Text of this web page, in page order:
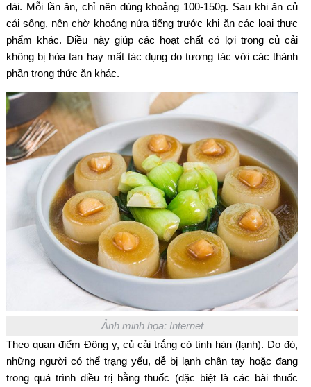
dài. Mỗi lần ăn, chỉ nên dùng khoảng 100-150g. Sau khi ăn củ
cải sống, nên chờ khoảng nửa tiếng trước khi ăn các loại thực
phẩm khác. Điều này giúp các hoạt chất có lợi trong củ cải
không bị hòa tan hay mất tác dụng do tương tác với các thành
phần trong thức ăn khác.
Ảnh minh họa: Internet
Theo quan điểm Đông y, củ cải trắng có tính hàn (lạnh). Do đó,
những người có thể trạng yếu, dễ bị lạnh chân tay hoặc đang
trong quá trình điều trị bằng thuốc (đặc biệt là các bài thuốc